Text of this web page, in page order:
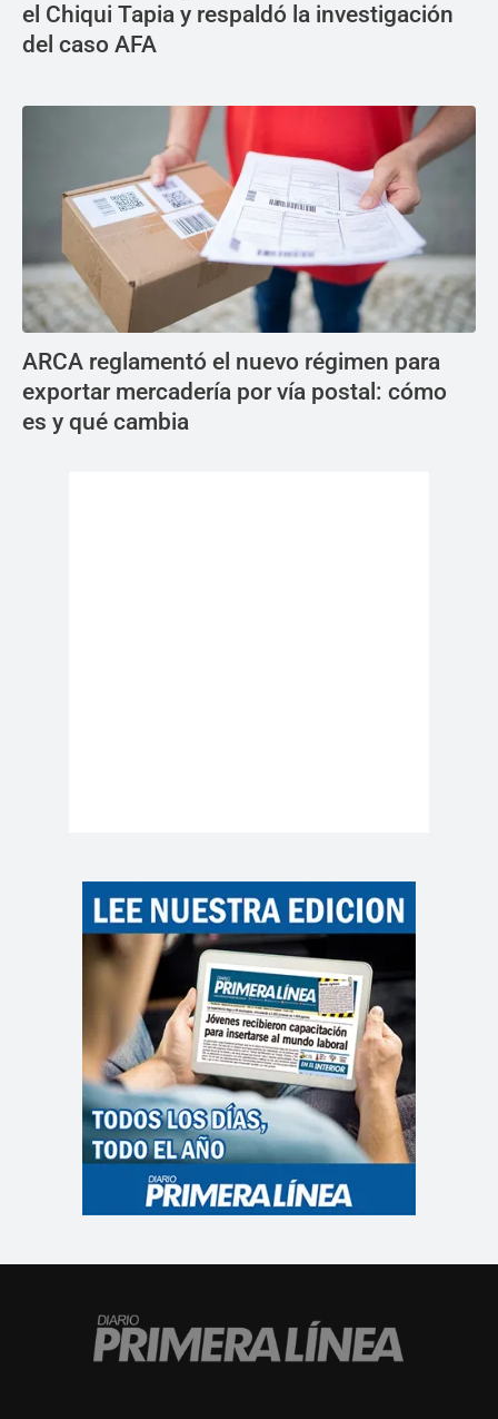
el Chiqui Tapia y respaldó la investigación
del caso AFA
ARCA reglamentó el nuevo régimen para
exportar mercadería por vía postal: cómo
es y qué cambia